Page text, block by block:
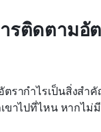
รติดตามอั
รากำไรเป็นสิ่งสำคั
ขาไปที่ไหน หากไ